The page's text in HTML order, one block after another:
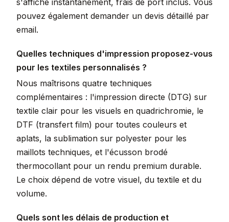
s'affiche instantanément, frais de port inclus. Vous
pouvez également demander un devis détaillé par
email.
Quelles techniques d'impression proposez-vous
pour les textiles personnalisés ?
Nous maîtrisons quatre techniques
complémentaires : l'impression directe (DTG) sur
textile clair pour les visuels en quadrichromie, le
DTF (transfert film) pour toutes couleurs et
aplats, la sublimation sur polyester pour les
maillots techniques, et l'écusson brodé
thermocollant pour un rendu premium durable.
Le choix dépend de votre visuel, du textile et du
volume.
Quels sont les délais de production et